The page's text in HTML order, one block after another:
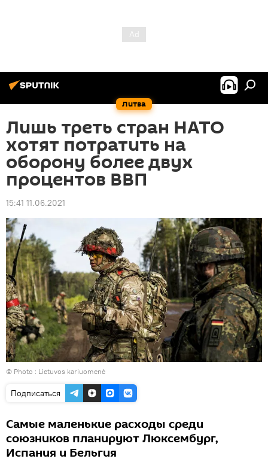
Литва
Лишь треть стран НАТО
хотят потратить на
оборону более двух
процентов ВВП
15:41 11.06.2021
© Photo : Lietuvos kariuomenė
Подписаться
Самые маленькие расходы среди
союзников планируют Люксембург,
Испания и Бельгия